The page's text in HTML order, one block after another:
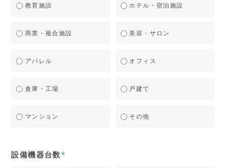
教育施設 ホテル・宿泊施設
商業・複合施設 美容・サロン
アパレル オフィス
倉庫・工場 戸建て
マンション その他
設備機器台数*